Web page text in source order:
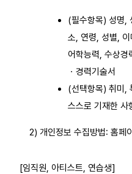
(필수항목) 성명,
소, 연령, 성별,
어학능력, 수상
ㆍ경력기술서
(선택항목) 취미,
스스로 기재한 사
2) 개인정보 수집방법: 홈페
[임직원, 아티스트, 연습생]